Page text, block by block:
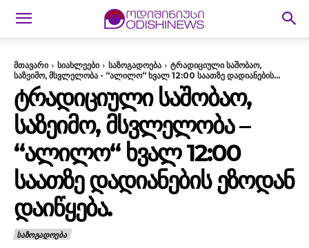
მთავარი სიახლეები საზოგადოება
ტრადიციული საშობაო,
საზეიმო, მსვლელობა - “ალილო“ ხვალ 12:00 საათზე დადიანების...
ᲢᲠᲐᲓᲘᲪᲘᲣᲚᲘ ᲡᲐᲨᲝᲑᲐᲝ,
ᲡᲐᲖᲔᲘᲛᲝ, ᲛᲡᲕᲚᲔᲚᲝᲑᲐ –
“ᲐᲚᲘᲚᲝ“ ᲮᲕᲐᲚ 12:00
ᲡᲐᲐᲗᲖᲔ ᲓᲐᲓᲘᲐᲜᲔᲑᲘᲡ ᲔᲖᲝᲓᲐᲜ
ᲓᲐᲘᲬᲧᲔᲑᲐ.
ᲡᲐᲖᲝᲒᲐᲓᲝᲔᲑᲐ